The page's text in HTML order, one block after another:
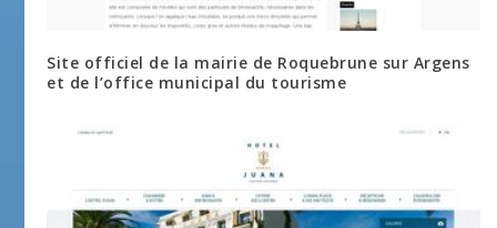
Site officiel de la mairie de Roquebrune sur Argens
et de l’office municipal du tourisme